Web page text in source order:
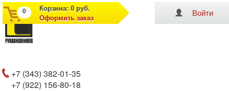
+7 (343) 382-01-35
+7 (922) 156-80-18
Войти
Корзина: 0 руб.
Оформить заказ
0